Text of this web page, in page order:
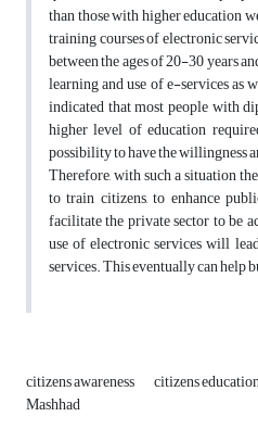
than those with higher education
training courses of electronic
between the ages of 20-30 years
learning and use of e-services as
indicated that most people with
higher level of education
possibility to have the willingness
Therefore, with such a situation
to train citizens, to enhance
facilitate the private sector to be
use of electronic services will
services. This eventually can help
citizens awareness citizens
Mashhad